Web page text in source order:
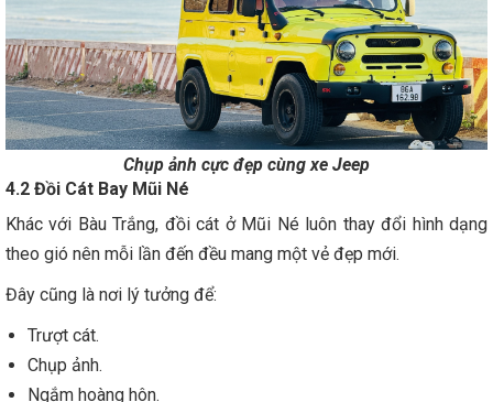
Chụp ảnh cực đẹp cùng xe Jeep
4.2 Đồi Cát Bay Mũi Né
Khác với Bàu Trắng, đồi cát ở Mũi Né luôn thay đổi hình dạng
theo gió nên mỗi lần đến đều mang một vẻ đẹp mới.
Đây cũng là nơi lý tưởng để:
Trượt cát.
Chụp ảnh.
Ngắm hoàng hôn.